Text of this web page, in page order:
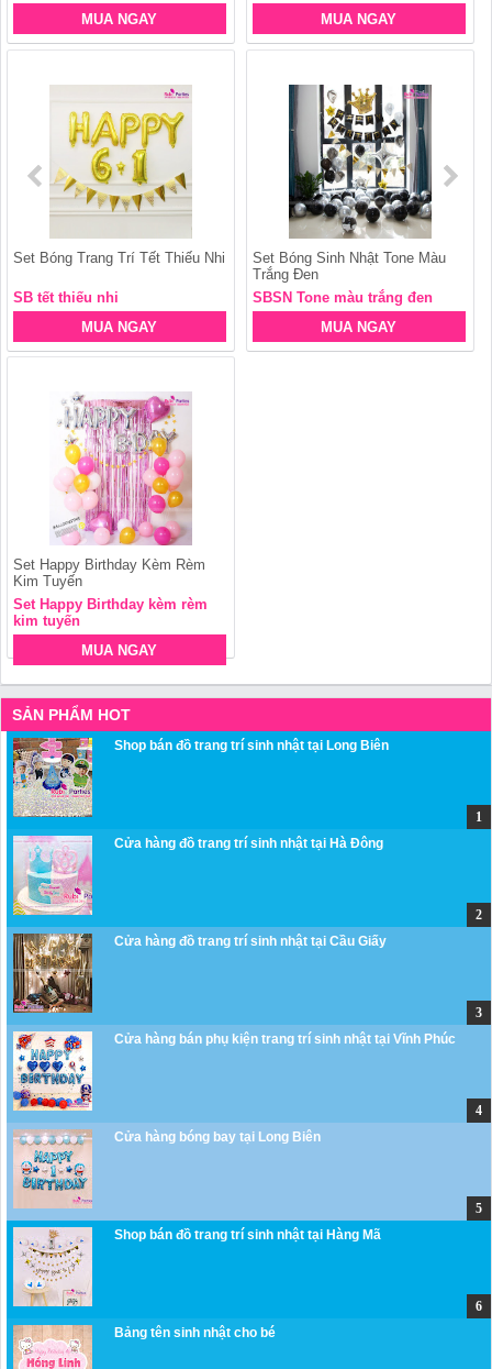
MUA NGAY
MUA NGAY
Set Bóng Trang Trí Tết Thiếu Nhi
SB tết thiếu nhi
MUA NGAY
Set Bóng Sinh Nhật Tone Màu
Trắng Đen
SBSN Tone màu trắng đen
MUA NGAY
Set Happy Birthday Kèm Rèm
Kim Tuyến
Set Happy Birthday kèm rèm
kim tuyến
MUA NGAY
SẢN PHẨM HOT
Shop bán đồ trang trí sinh nhật tại Long Biên
Cửa hàng đồ trang trí sinh nhật tại Hà Đông
Cửa hàng đồ trang trí sinh nhật tại Cầu Giấy
Cửa hàng bán phụ kiện trang trí sinh nhật tại Vĩnh Phúc
Cửa hàng bóng bay tại Long Biên
Shop bán đồ trang trí sinh nhật tại Hàng Mã
Bảng tên sinh nhật cho bé